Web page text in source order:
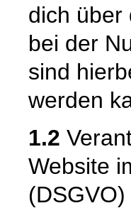
dich über
bei der
sind
werden
1.2
Website